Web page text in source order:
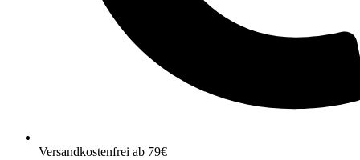
Versandkostenfrei ab 79€